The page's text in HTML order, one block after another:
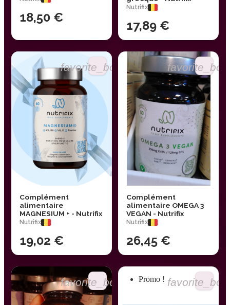
18,50 €
Nutrifix
17,89 €
favorite_border
Complément
alimentaire
MAGNESIUM + - Nutrifix
Nutrifix
19,02 €
Complément
alimentaire OMEGA 3
VEGAN - Nutrifix
Nutrifix
26,45 €
favorite_border Promo !